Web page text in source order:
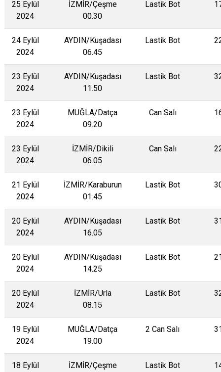
25 Eylül
2024
İZMİR/Çeşme
00.30
Lastik Bot
24 Eylül
2024
AYDIN/Kuşadası
06.45
Lastik Bot
23 Eylül
2024
AYDIN/Kuşadası
11.50
Lastik Bot
23 Eylül
2024
MUĞLA/Datça
09.20
Can Salı
23 Eylül
2024
İZMİR/Dikili
06.05
Can Salı
21 Eylül
2024
İZMİR/Karaburun
01.45
Lastik Bot
20 Eylül
2024
AYDIN/Kuşadası
16.05
Lastik Bot
20 Eylül
2024
AYDIN/Kuşadası
14.25
Lastik Bot
20 Eylül
2024
İZMİR/Urla
08.15
Lastik Bot
19 Eylül
2024
MUĞLA/Datça
19.00
2 Can Salı
18 Eylül
İZMİR/Çeşme
Lastik Bot